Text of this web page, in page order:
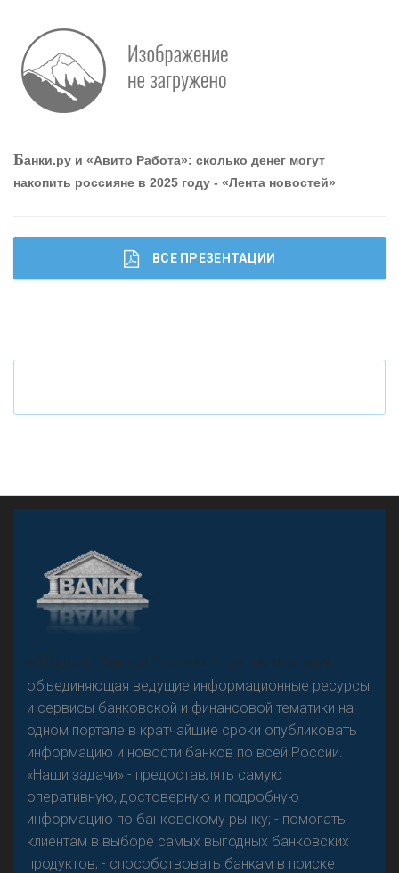
«ПРЕСС-СЛУЖБА ВТБ24»
«АВТОГРАДБАНК»
ОНАС
Банки.ру и «Авито Работа»: сколько денег могут
накопить россияне в 2025 году - «Лента новостей»
ВСЕ ПРЕЗЕНТАЦИИ
«Н
овости Банков России» – группа компаний,
объединяющая ведущие информационные ресурсы
и сервисы банковской и финансовой тематики на
одном портале в кратчайшие сроки опубликовать
информацию и новости банков по всей России.
«Наши задачи» - предоставлять самую
оперативную, достоверную и подробную
информацию по банковскому рынку; - помогать
клиентам в выборе самых выгодных банковских
продуктов; - способствовать банкам в поиске